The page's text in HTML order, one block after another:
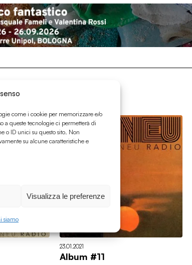
come i cookie per memorizzare e/o
a queste tecnologie ci permetterà di
o ID unici su questo sito. Non
su alcune caratteristiche e
Visualizza le preferenze
siamo
23.01.2021
Album #11